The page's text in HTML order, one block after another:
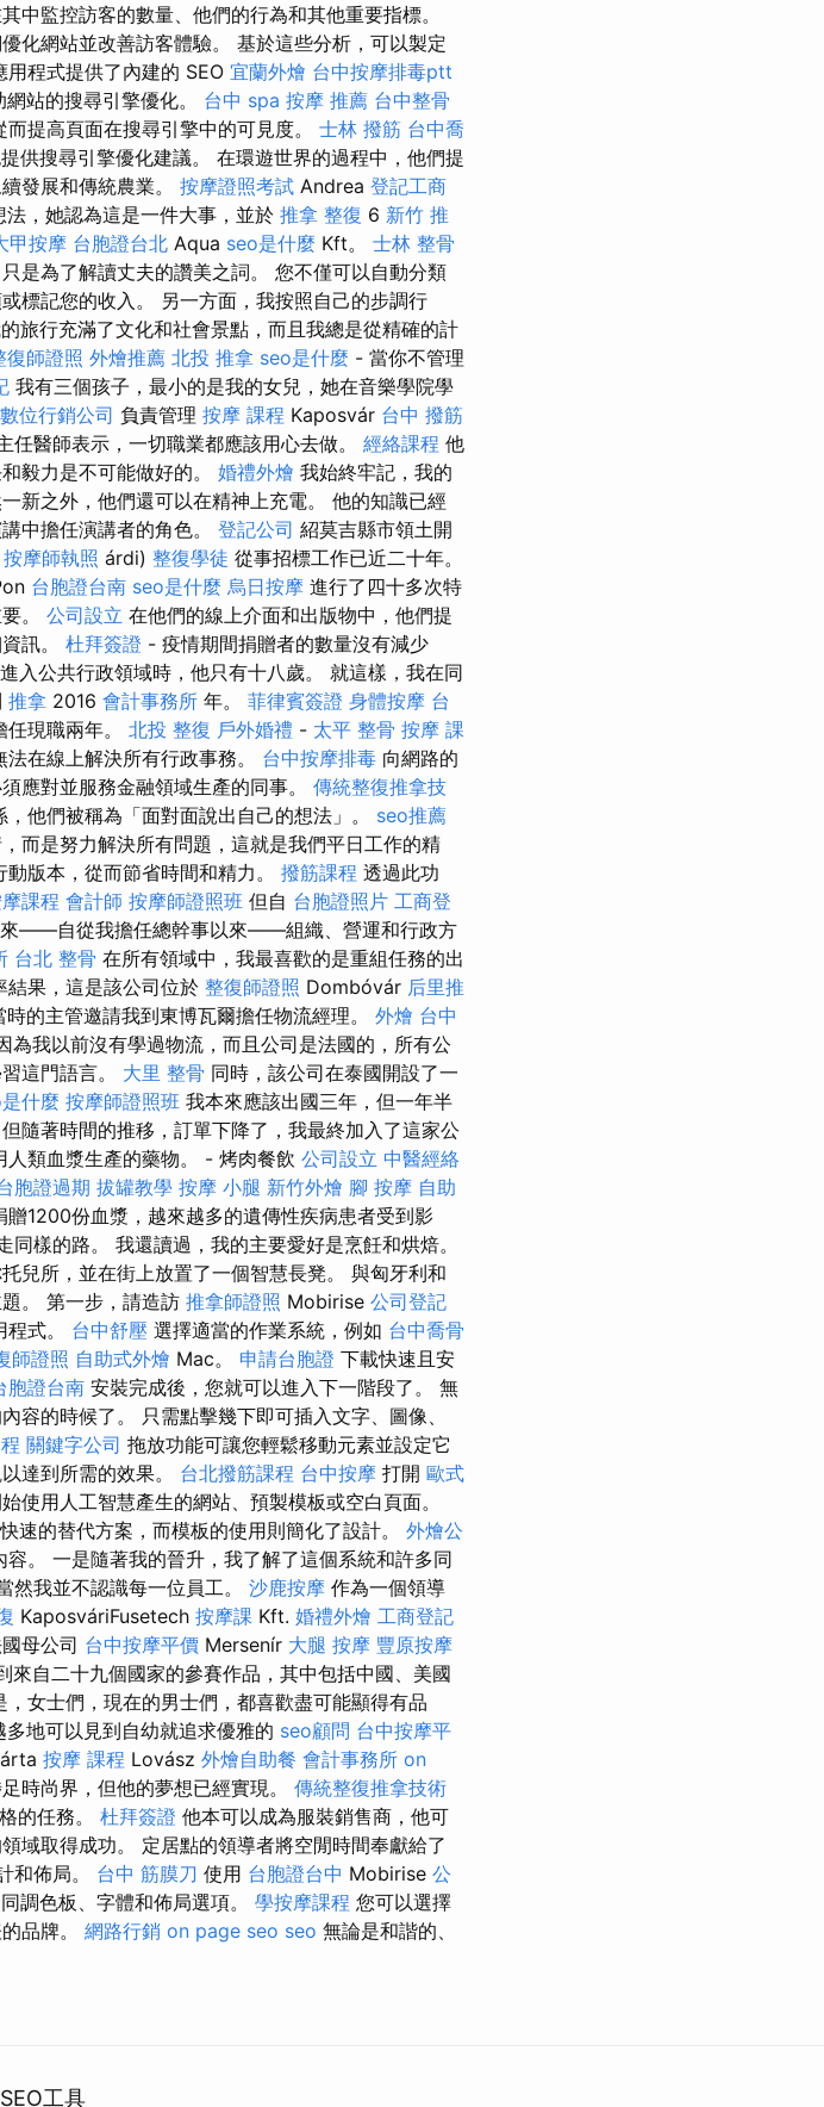
中監控訪客的數量、他們的行為和其他重要指標。
化網站並改善訪客體驗。 基於這些分析，可以製定
程式提供了內建的 SEO 宜蘭外燴 台中按摩排毒ptt
網站的搜尋引擎優化。 台中 spa 按摩 推薦 台中整骨
提高頁面在搜尋引擎中的可見度。 士林 撥筋 台中喬
供搜尋引擎優化建議。 在環遊世界的過程中，他們提
發展和傳統農業。 按摩證照考試 Andrea 登記工商
法，她認為這是一件大事，並於 推拿 整復 6 新竹 推
甲按摩 台胞證台北 Aqua seo是什麼 Kft。 士林 整骨
是為了解讀丈夫的讚美之詞。 您不僅可以自動分類
標記您的收入。 另一方面，我按照自己的步調行
旅行充滿了文化和社會景點，而且我總是從精確的計
復師證照 外燴推薦 北投 推拿 seo是什麼 - 當你不管理
我有三個孩子，最小的是我的女兒，她在音樂學院學
數位行銷公司 負責管理 按摩 課程 Kaposvár 台中 撥筋
任醫師表示，一切職業都應該用心去做。 經絡課程 他
毅力是不可能做好的。 婚禮外燴 我始終牢記，我的
新之外，他們還可以在精神上充電。 他的知識已經
中擔任演講者的角色。 登記公司 紹莫吉縣市領土開
按摩師執照 árdi) 整復學徒 從事招標工作已近二十年。
台胞證台南 seo是什麼 烏日按摩 進行了四十多次特
。 公司設立 在他們的線上介面和出版物中，他們提
訊。 杜拜簽證 - 疫情期間捐贈者的數量沒有減少
入公共行政領域時，他只有十八歲。 就這樣，我在同
推拿 2016 會計事務所 年。 菲律賓簽證 身體按摩 台
現職兩年。 北投 整復 戶外婚禮 - 太平 整骨 按摩 課
在線上解決所有行政事務。 台中按摩排毒 向網路的
應對並服務金融領域生產的同事。 傳統整復推拿技
他們被稱為「面對面說出自己的想法」。 seo推薦
而是努力解決所有問題，這就是我們平日工作的精
版本，從而節省時間和精力。 撥筋課程 透過此功
課程 會計師 按摩師證照班 但自 台胞證照片 工商登
——自從我擔任總幹事以來——組織、營運和行政方
台北 整骨 在所有領域中，我最喜歡的是重組任務的出
果，這是該公司位於 整復師證照 Dombóvár 后里推
時的主管邀請我到東博瓦爾擔任物流經理。 外燴 台中
為我以前沒有學過物流，而且公司是法國的，所有公
這門語言。 大里 整骨 同時，該公司在泰國開設了一
什麼 按摩師證照班 我本來應該出國三年，但一年半
隨著時間的推移，訂單下降了，我最終加入了這家公
類血漿生產的藥物。 - 烤肉餐飲 公司設立 中醫經絡
胞證過期 拔罐教學 按摩 小腿 新竹外燴 腳 按摩 自助
1200份血漿，越來越多的遺傳性疾病患者受到影
樣的路。 我還讀過，我的主要愛好是烹飪和烘焙。
兒所，並在街上放置了一個智慧長凳。 與匈牙利和
。 第一步，請造訪 推拿師證照 Mobirise 公司登記
式。 台中舒壓 選擇適當的作業系統，例如 台中喬骨
師證照 自助式外燴 Mac。 申請台胞證 下載快速且安
胞證台南 安裝完成後，您就可以進入下一階段了。 無
容的時候了。 只需點擊幾下即可插入文字、圖像、
關鍵字公司 拖放功能可讓您輕鬆移動元素並設定它
達到所需的效果。 台北撥筋課程 台中按摩 打開 歐式
使用人工智慧產生的網站、預製模板或空白頁面。
速的替代方案，而模板的使用則簡化了設計。 外燴公
。 一是隨著我的晉升，我了解了這個系統和許多同
然我並不認識每一位員工。 沙鹿按摩 作為一個領導
KaposváriFusetech 按摩課 Kft. 婚禮外燴 工商登記
母公司 台中按摩平價 Mersenír 大腿 按摩 豐原按摩
來自二十九個國家的參賽作品，其中包括中國、美國
女士們，現在的男士們，都喜歡盡可能顯得有品
地可以見到自幼就追求優雅的 seo顧問 台中按摩平
按摩 課程 Lovász 外燴自助餐 會計事務所 on
時尚界，但他的夢想已經實現。 傳統整復推拿技術
的任務。 杜拜簽證 他本可以成為服裝銷售商，他可
域取得成功。 定居點的領導者將空閒時間奉獻給了
和佈局。 台中 筋膜刀 使用 台胞證台中 Mobirise 公
調色板、字體和佈局選項。 學按摩課程 您可以選擇
品牌。 網路行銷 on page seo seo 無論是和諧的、
工具